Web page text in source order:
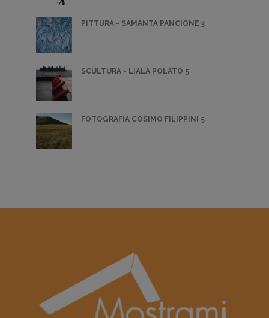
PITTURA - SAMANTA PANCIONE 3
SCULTURA - LIALA POLATO 5
FOTOGRAFIA COSIMO FILIPPINI 5